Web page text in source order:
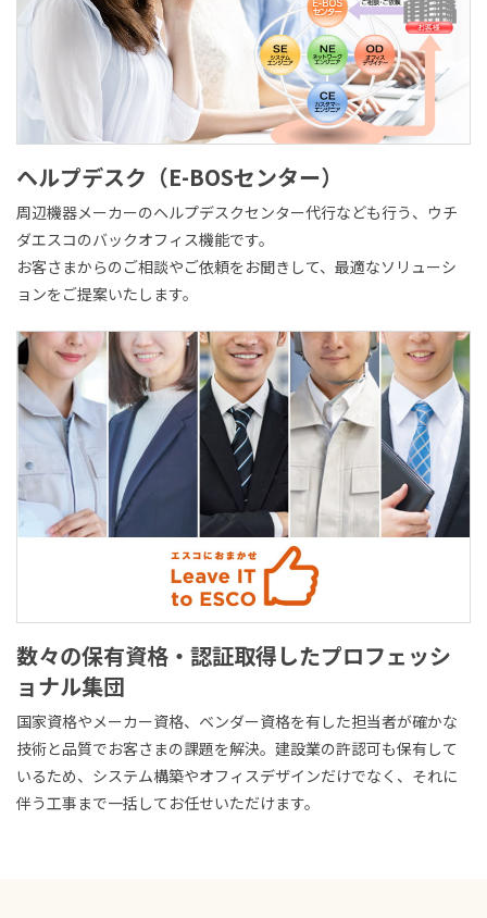
ヘルプデスク（E-BOSセンター）
周辺機器メーカーのヘルプデスクセンター代行なども行う、ウチ
ダエスコのバックオフィス機能です。
お客さまからのご相談やご依頼をお聞きして、最適なソリューシ
ョンをご提案いたします。
数々の保有資格・認証取得したプロフェッシ
ョナル集団
国家資格やメーカー資格、ベンダー資格を有した担当者が確かな
技術と品質でお客さまの課題を解決。建設業の許認可も保有して
いるため、システム構築やオフィスデザインだけでなく、それに
伴う工事まで一括してお任せいただけます。